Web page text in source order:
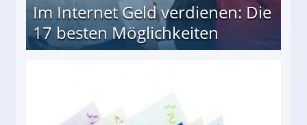
Im Internet Geld verdienen: Die
17 besten Möglichkeiten